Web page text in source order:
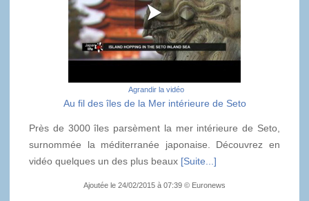
Agrandir la vidéo
Au fil des îles de la Mer intérieure de Seto
Près de 3000 îles parsèment la mer intérieure de Seto,
surnommée la méditerranée japonaise. Découvrez en
vidéo quelques un des plus beaux [Suite...]
Ajoutée le 24/02/2015 à 07:39 © Euronews